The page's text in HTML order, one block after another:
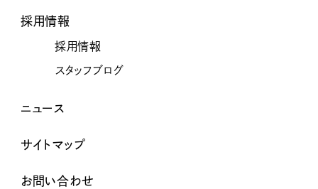
採用情報
採用情報
スタッフブログ
ニュース
サイトマップ
お問い合わせ